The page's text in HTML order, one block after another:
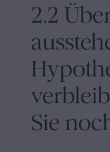
2.2
Sie